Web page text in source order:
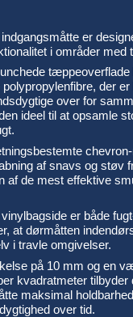
er
i områder med
polypropylenfibre, der
over for
ideel til at opsamle
af snavs og støv
af de mest effektive
er både
at dørmåtten
i travle omgivelser.
på 10 mm og en
kvadratmeter tilbyder
maksimal
over tid.